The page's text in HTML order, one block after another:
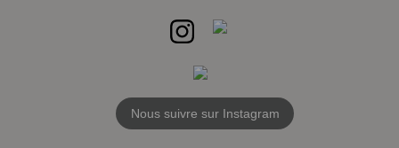
Nous suivre sur Instagram